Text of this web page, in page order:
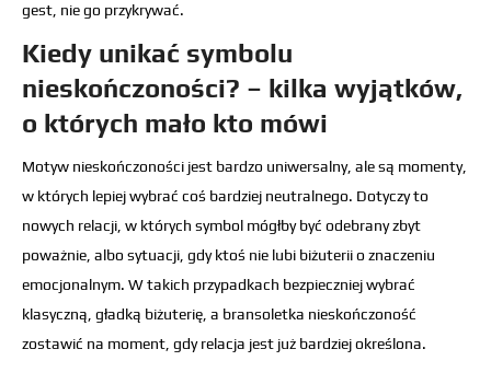
gest, nie go przykrywać.
Kiedy unikać symbolu
nieskończoności? – kilka wyjątków,
o których mało kto mówi
Motyw nieskończoności jest bardzo uniwersalny, ale są momenty,
w których lepiej wybrać coś bardziej neutralnego. Dotyczy to
nowych relacji, w których symbol mógłby być odebrany zbyt
poważnie, albo sytuacji, gdy ktoś nie lubi biżuterii o znaczeniu
emocjonalnym. W takich przypadkach bezpieczniej wybrać
klasyczną, gładką biżuterię, a bransoletka nieskończoność
zostawić na moment, gdy relacja jest już bardziej określona.